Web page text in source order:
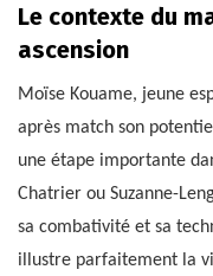
Le contexte du
ascension
Moïse Kouame, jeune
après match son
une étape importante
Chatrier ou Suzanne-
sa combativité et sa
illustre parfaitement la